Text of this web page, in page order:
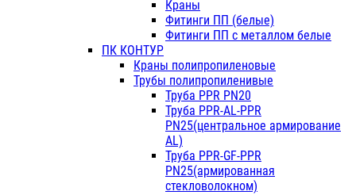
Краны
Фитинги ПП (белые)
Фитинги ПП с металлом белые
ПК КОНТУР
Краны полипропиленовые
Трубы полипропиленивые
Труба PPR PN20
Труба PPR-AL-PPR
PN25(центральное армирование
AL)
Труба PPR-GF-PPR
PN25(армированная
стекловолокном)